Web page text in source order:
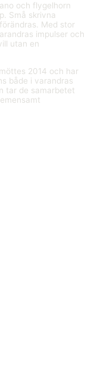
och flygelhorn
Små skrivna
Med stor
impulser och
utan en
2014 och har
både i varandras
tar de samarbetet